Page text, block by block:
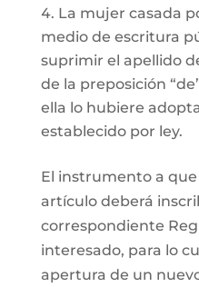
La mujer casada
medio de escritura
suprimir el apellido
de la preposición
ella lo hubiere
establecido por ley.
El instrumento a
artículo deberá
correspondiente
interesado, para lo
apertura de un